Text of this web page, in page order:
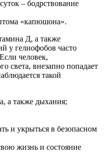
– бодрствование
«капюшона».
Д, а также
у гелиофобов часто
человек,
света, внезапно попадает
такой
а также дыхания;
и укрыться в безопасном
жизнь и состояние